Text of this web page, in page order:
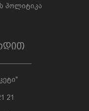
პოლიტიკა
21